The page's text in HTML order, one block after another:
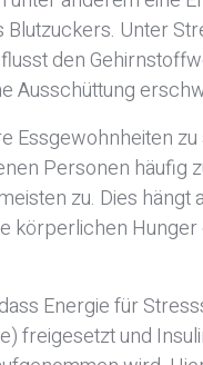
Unter
den
Ausschüttung
Essgewohnheiten
Personen häufig
zu. Dies hängt
körperlichen
Energie für
freigesetzt und